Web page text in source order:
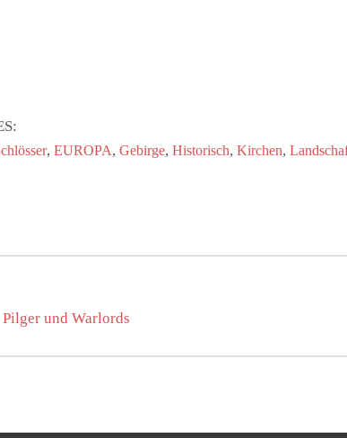
, EUROPA, Gebirge, Historisch, Kirchen,
und Warlords